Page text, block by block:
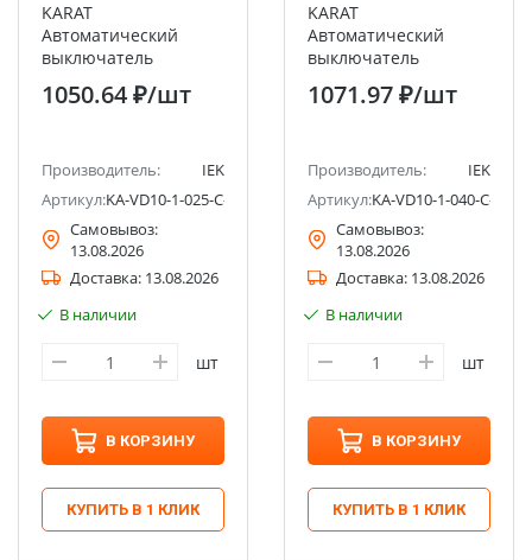
KARAT
Автоматический
выключатель
дифференциального
тока АВДТ32 C25 30мА
1050.64 ₽/шт
Производитель:
IEK
Артикул:KA-VD10-1-025-C-030-AC-1
Самовывоз:
13.08.2026
Доставка: 13.08.2026
В наличии
шт
В КОРЗИНУ
КУПИТЬ В 1 КЛИК
KARAT
Автоматический
выключатель
дифференциального
тока АВДТ32 C40 30мА
1071.97 ₽/шт
Производитель:
IEK
Артикул:KA-VD10-1-040-C-030-
Самовывоз:
13.08.2026
Доставка: 13.08.2026
В наличии
шт
В КОРЗИНУ
КУПИТЬ В 1 КЛИК